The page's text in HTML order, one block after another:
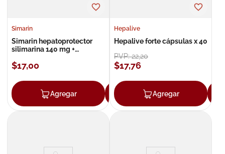
Simarin
Simarin hepatoprotector
silimarina 140 mg +
$17,00
Agregar Agregar
Hepalive
Hepalive forte cápsulas x 40
PVP:22,20
$17,76
Agregar